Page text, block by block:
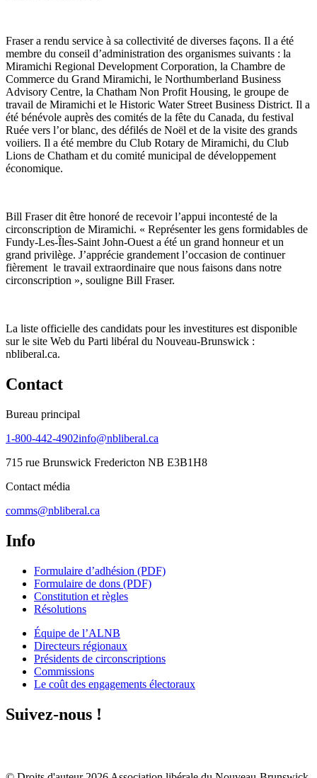
Fraser a rendu service à sa collectivité de diverses façons. Il a été
membre du conseil d’administration des organismes suivants : la
Miramichi Regional Development Corporation, la Chambre de
Commerce du Grand Miramichi, le Northumberland Business
Advisory Centre, la Chatham Non Profit Housing, le groupe de
travail de Miramichi et le Historic Water Street Business District. Il a
été bénévole auprès des comités de la fête du Canada, du festival
Ruée vers l’or blanc, des défilés de Noël et de la visite des grands
voiliers. Il a été membre du Club Rotary de Miramichi, du Club
Lions de Chatham et du comité municipal de développement
économique.
Bill Fraser dit être honoré de recevoir l’appui incontesté de la
circonscription de Miramichi. « Représenter les gens formidables de
Fundy-Les-Îles-Saint John-Ouest a été un grand honneur et un
grand privilège. J’apprécie grandement l’occasion de continuer
fièrement le travail extraordinaire que nous faisons dans notre
circonscription », souligne Bill Fraser.
La liste officielle des candidats pour les investitures est disponible
sur le site Web du Parti libéral du Nouveau-Brunswick :
nbliberal.ca.
Contact
Bureau principal
1-800-442-4902info@nbliberal.ca
715 rue Brunswick Fredericton NB E3B1H8
Contact média
comms@nbliberal.ca
Info
Formulaire d’adhésion (PDF)
Formulaire de dons (PDF)
Constitution et règles
Résolutions
Équipe de l’ALNB
Directeurs régionaux
Présidents de circonscriptions
Commissions
Le coût des engagements électoraux
Suivez-nous !